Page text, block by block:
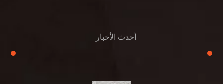
أحدث الأخبار